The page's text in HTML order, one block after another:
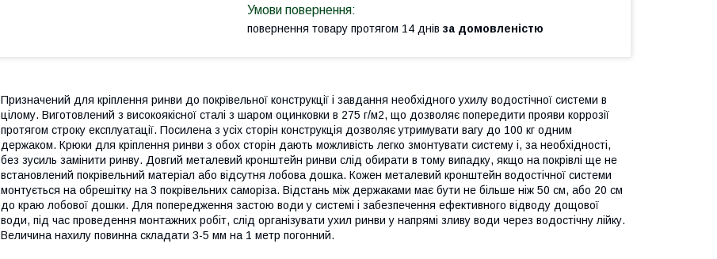
повернення товару протягом 14 днів за домовленістю
Призначений для кріплення ринви до покрівельної конструкції і завдання необхідного ухилу водостічної системи в
цілому. Виготовлений з високоякісної сталі з шаром оцинковки в 275 г/м2, що дозволяє попередити прояви коррозії
протягом строку експлуатації. Посилена з усіх сторін конструкція дозволяє утримувати вагу до 100 кг одним
держаком. Крюки для кріплення ринви з обох сторін дають можливість легко змонтувати систему і, за необхідності,
без зусиль замінити ринву. Довгий металевий кронштейн ринви слід обирати в тому випадку, якщо на покрівлі ще не
встановлений покрівельний матеріал або відсутня лобова дошка. Кожен металевий кронштейн водостічної системи
монтується на обрешітку на 3 покрівельних саморіза. Відстань між держаками має бути не більше ніж 50 см, або 20 см
до краю лобової дошки. Для попередження застою води у системі і забезпечення ефективного відводу дощової
води, під час проведення монтажних робіт, слід організувати ухил ринви у напрямі зливу води через водостічну лійку.
Величина нахилу повинна складати 3-5 мм на 1 метр погонний.